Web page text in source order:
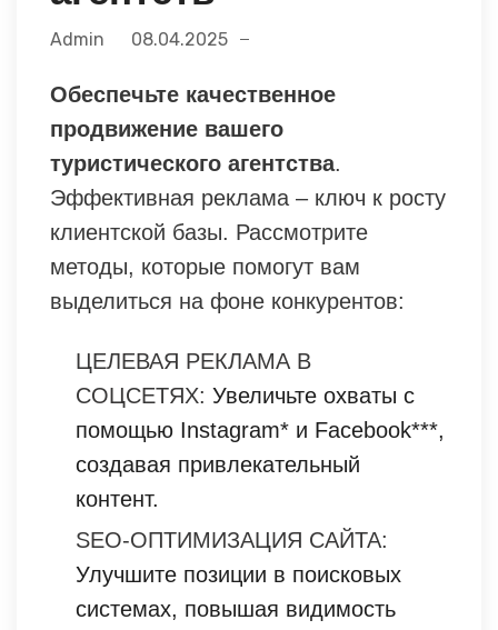
Admin 08.04.2025
Обеспечьте качественное
продвижение вашего
туристического агентства.
Эффективная реклама – ключ к росту
клиентской базы. Рассмотрите
методы, которые помогут вам
выделиться на фоне конкурентов:
ЦЕЛЕВАЯ РЕКЛАМА В
СОЦСЕТЯХ: Увеличьте охваты с
помощью Instagram* и Facebook***,
создавая привлекательный
контент.
SEO-ОПТИМИЗАЦИЯ САЙТА:
Улучшите позиции в поисковых
системах, повышая видимость